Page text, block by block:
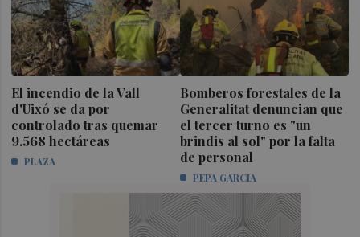
El incendio de la Vall
d'Uixó se da por
controlado tras quemar
9.568 hectáreas
PLAZA
Bomberos forestales de la
Generalitat denuncian que
el tercer turno es "un
brindis al sol" por la falta
de personal
PEPA GARCIA